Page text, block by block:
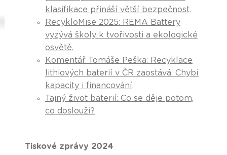
klasifikace přináší větší bezpečnost.
RecykloMise 2025: REMA Battery
vyzývá školy k tvořivosti a ekologické
osvětě.
Komentář Tomáše Peška: Recyklace
lithiových baterií v ČR zaostává. Chybí
kapacity i financování.
Tajný život baterií: Co se děje potom,
co doslouží?
Tiskové zprávy 2024